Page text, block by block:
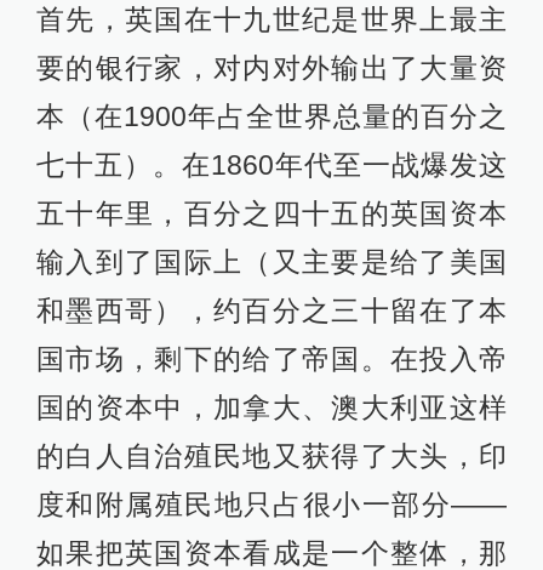
首先，英国在十九世纪是世界上最主
要的银行家，对内对外输出了大量资
本（在1900年占全世界总量的百分之
七十五）。在1860年代至一战爆发这
五十年里，百分之四十五的英国资本
输入到了国际上（又主要是给了美国
和墨西哥），约百分之三十留在了本
国市场，剩下的给了帝国。在投入帝
国的资本中，加拿大、澳大利亚这样
的白人自治殖民地又获得了大头，印
度和附属殖民地只占很小一部分——
如果把英国资本看成是一个整体，那